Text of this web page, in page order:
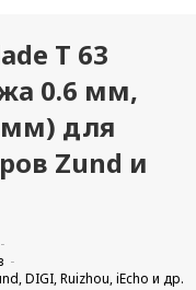
T 63
0.6 мм,
мм) для
Zund и
DIGI, Ruizhou, iEcho и др.